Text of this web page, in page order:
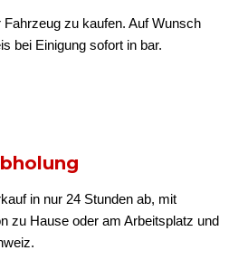
zu kaufen. Auf Wunsch
bei Einigung sofort in bar.
in nur 24 Stunden ab, mit
zu Hause oder am Arbeitsplatz und